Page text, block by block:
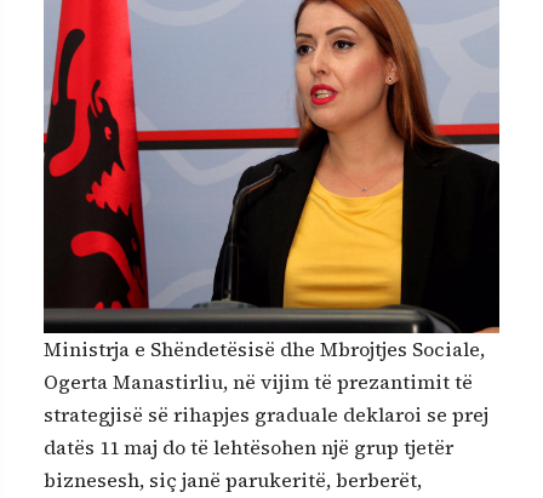
Ministrja e Shëndetësisë dhe Mbrojtjes Sociale,
Ogerta Manastirliu, në vijim të prezantimit të
strategjisë së rihapjes graduale deklaroi se prej
datës 11 maj do të lehtësohen një grup tjetër
biznesesh, siç janë parukeritë, berberët,